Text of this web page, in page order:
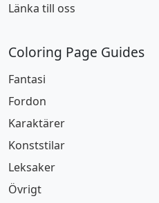
Länka till oss
Coloring Page Guides
Fantasi
Fordon
Karaktärer
Konststilar
Leksaker
Övrigt